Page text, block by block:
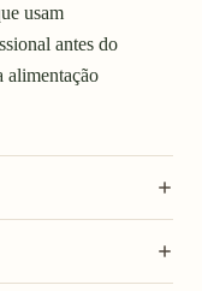
usam
antes do
alimentação